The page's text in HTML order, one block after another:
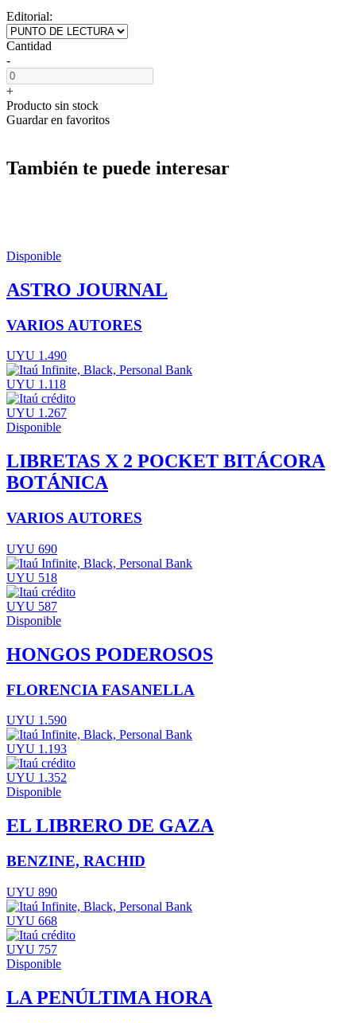
Editorial:
Cantidad
-
+
Producto sin stock
Guardar en favoritos
También te puede interesar
Disponible
ASTRO JOURNAL
VARIOS AUTORES
UYU 1.490
UYU 1.118
UYU 1.267
Disponible
LIBRETAS X 2 POCKET BITÁCORA
BOTÁNICA
VARIOS AUTORES
UYU 690
UYU 518
UYU 587
Disponible
HONGOS PODEROSOS
FLORENCIA FASANELLA
UYU 1.590
UYU 1.193
UYU 1.352
Disponible
EL LIBRERO DE GAZA
BENZINE, RACHID
UYU 890
UYU 668
UYU 757
Disponible
LA PENÚLTIMA HORA